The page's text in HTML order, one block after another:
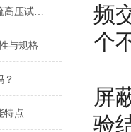
分享一套非常好用的直流高压试验变压器使用方法
与规格
？
特点
频
个
屏
验